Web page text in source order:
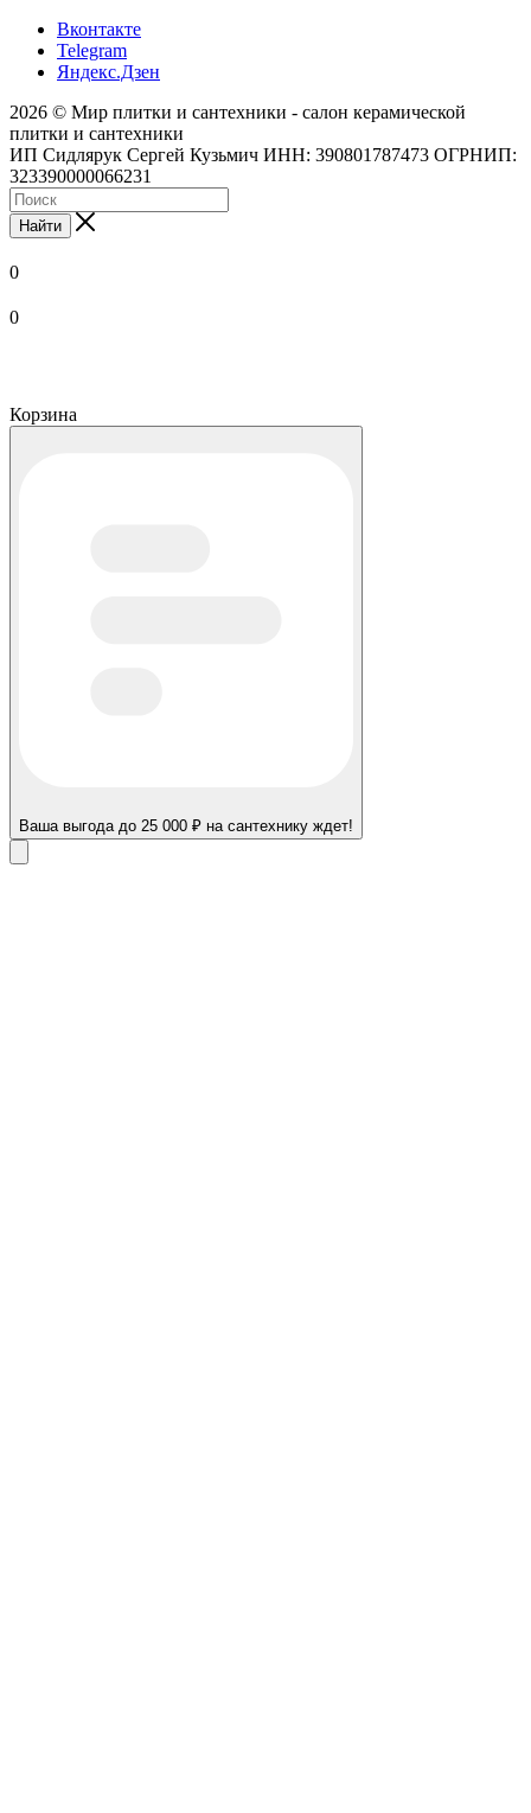
Вконтакте
Telegram
Яндекс.Дзен
2026 © Мир плитки и сантехники - салон керамической
плитки и сантехники
ИП Сидлярук Сергей Кузьмич ИНН: 390801787473 ОГРНИП:
323390000066231
Найти
0
0
Корзина
Ваша выгода до 25 000 ₽ на сантехнику ждет!